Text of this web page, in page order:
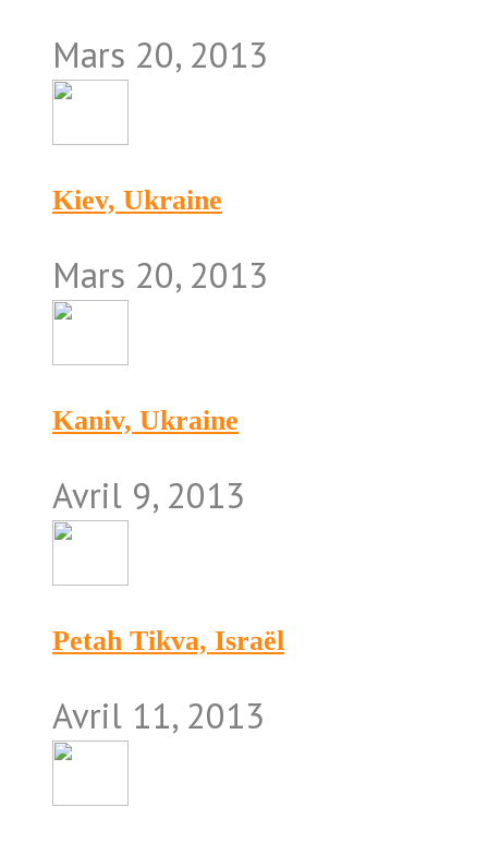
Mars 20, 2013
Kiev, Ukraine
Mars 20, 2013
Kaniv, Ukraine
Avril 9, 2013
Petah Tikva, Israël
Avril 11, 2013